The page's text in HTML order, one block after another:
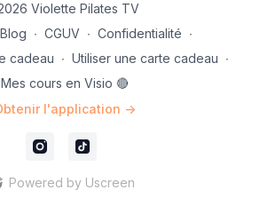
Violette Pilates TV
Blog ∙ CGUV ∙ Confidentialité ∙
cadeau ∙ Utiliser une carte cadeau ∙
Mes cours en Visio 🔴
l'application ->
Powered by Uscreen